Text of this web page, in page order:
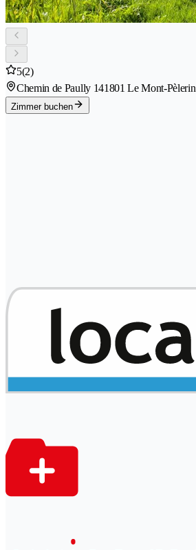
5(2)
Chemin de Paully 141801 Le Mont-Pèlerin
Zimmer buchen